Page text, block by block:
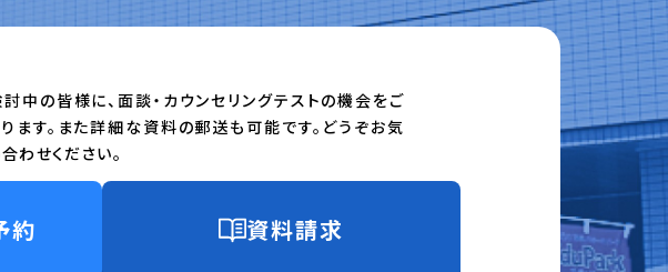
中の皆様に、面談・カウンセリングテストの機会をご
ます。また詳細な資料の郵送も可能です。どうぞお気
わせください。
約 資料請求